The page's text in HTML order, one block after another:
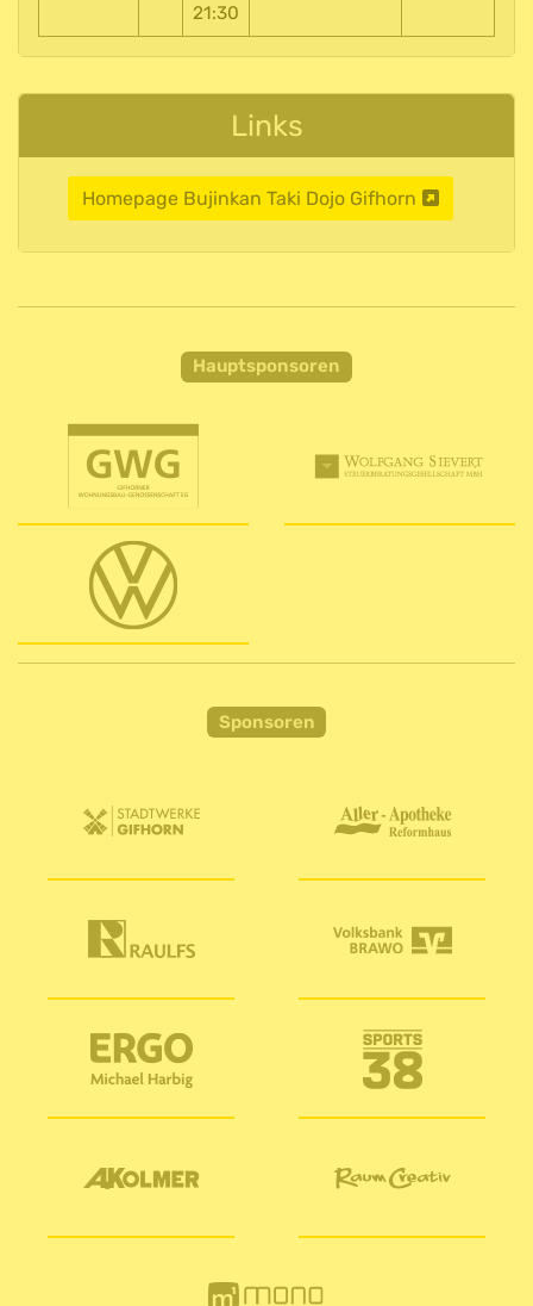
21:30
Links
Homepage Bujinkan Taki Dojo Gifhorn
Hauptsponsoren
Sponsoren